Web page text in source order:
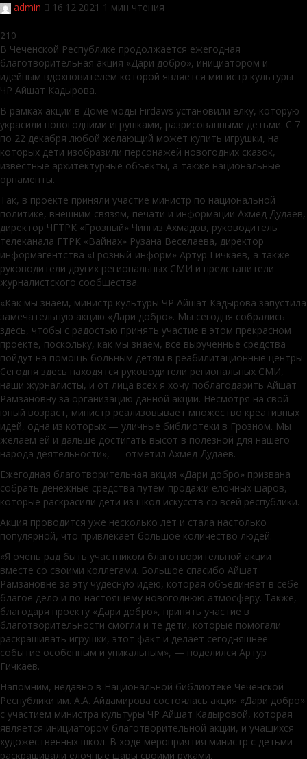
admin 16.12.2021 1 мин чтения
210
В Чеченской Республике продолжается ежегодная
благотворительная акция «Дари добро», инициатором и
идейным вдохновителем которой является министр культуры
ЧР Айшат Кадырова.
В рамках акции в Доме моды Firdaws установили елку, которую
украсили новогодними игрушками, разрисованными детьми. С 7
по 22 декабря любой желающий может купить игрушки, на
которых дети изобразили персонажей новогодних сказок,
известные архитектурные объекты, а также национальные
орнаменты.
Так, в проекте приняли участие министр по национальной
политике, внешним связям, печати и информации Ахмед Дудаев,
директор ЧГТРК «Грозный» Чингиз Ахмадов, руководитель
телеканала ГТРК «Вайнах» Рузана Веселаева, директор
информагентства «Грозный-информ» Артур Гичкаев, а также
руководители других региональных СМИ и представители
журналистского сообщества.
«Как мы знаем, министр культуры ЧР Айшат Кадырова запустила
замечательную акцию «Дари добро». Мы сегодня собрались
здесь, чтобы с радостью принять участие в этом прекрасном
проекте, поскольку, как мы знаем, все вырученные средства
пойдут на помощь больным детям в реабилитационные центры.
Сегодня здесь находятся руководители региональных СМИ,
наши журналисты, и от лица всех я хочу поблагодарить Айшат
Рамзановну за организацию данной акции. Несмотря на свой
юный возраст, министр реализовывает множество креативных
идей, одна из которых — уличные библиотеки в Грозном. Мы
желаем ей и дальше достигать высот в полезной для нашего
народа деятельности», — отметил Ахмед Дудаев.
Ежегодная благотворительная акция «Дари добро» призвана
собрать денежные средства путём продажи ёлочных шаров,
которые раскрасили дети из школ искусств со всей республики.
Акция проводится уже несколько лет и стала настолько
популярной, что привлекает большое количество людей.
«Я очень рад быть участником благотворительной акции
вместе со своими коллегами. Большое спасибо Айшат
Рамзановне за эту чудесную идею, которая объединяет в себе
благое дело и по-настоящему новогоднюю атмосферу. Также,
благодаря проекту «Дари добро», принять участие в
благотворительности смогли и те дети, которые помогали
раскрашивать игрушки, этот факт и делает сегодняшнее
событие особенным и уникальным», — поделился Артур
Гичкаев.
Напомним, недавно в Национальной библиотеке Чеченской
Республики им. А.А. Айдамирова состоялась акция «Дари добро»
с участием министра культуры ЧР Айшат Кадыровой, которая
является инициатором благотворительной акции, и учащихся
художественных школ. В ходе мероприятия министр с детьми
раскрашивали елочные шары своими руками.